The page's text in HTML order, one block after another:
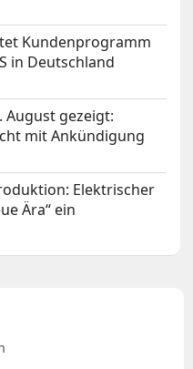
Kundenprogramm
in Deutschland
August gezeigt:
mit Ankündigung
Elektrischer
Ära“ ein